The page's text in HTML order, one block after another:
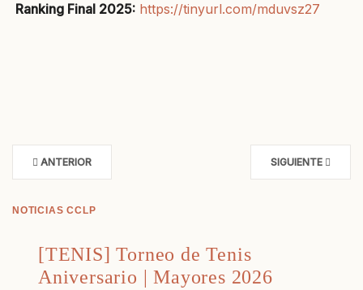
Ranking Final 2025: https://tinyurl.com/mduvsz27
ANTERIOR SIGUIENTE
NOTICIAS CCLP
[TENIS] Torneo de Tenis
Aniversario | Mayores 2026